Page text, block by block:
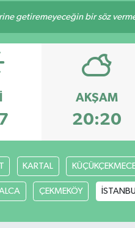
getiremeyeceğin bir söz
AKŞAM
20:20
KARTAL
ÇEKMEKÖY